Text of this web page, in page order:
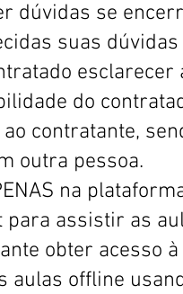
dúvidas se
suas
do
contratante,
outra pessoa.
na
assistir as
obter acesso
offline